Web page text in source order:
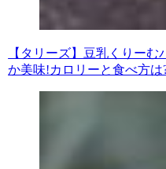
【タリーズ】豆乳くりーむ
か美味!カロリーと食べ方は